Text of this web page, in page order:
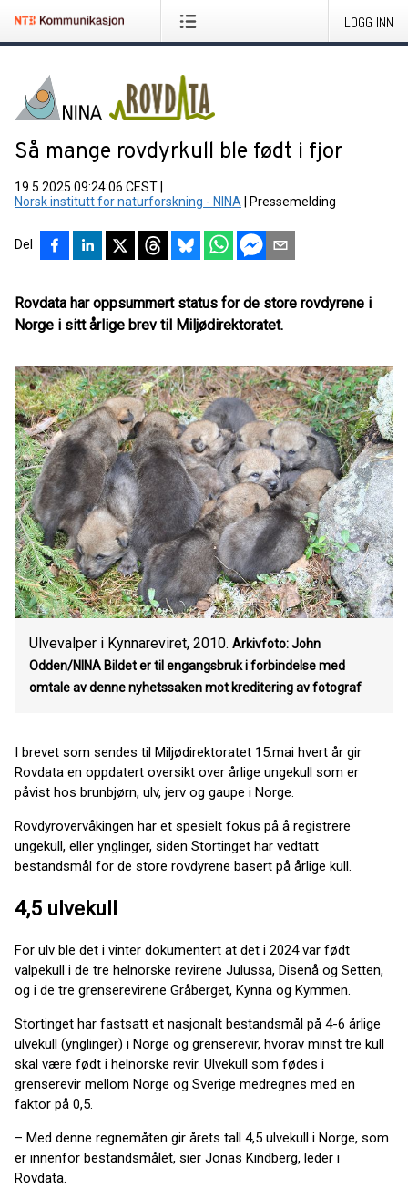
LOGG INN
Så mange rovdyrkull ble født i fjor
19.5.2025 09:24:06 CEST
Norsk institutt for naturforskning - NINA
Pressemelding
Del
Rovdata har oppsummert status for de store rovdyrene i
Norge i sitt årlige brev til Miljødirektoratet.
Ulvevalper i Kynnareviret, 2010. Arkivfoto: John
Odden/NINA Bildet er til engangsbruk i forbindelse med
omtale av denne nyhetssaken mot kreditering av fotograf
I brevet som sendes til Miljødirektoratet 15.mai hvert år gir
Rovdata en oppdatert oversikt over årlige ungekull som er
påvist hos brunbjørn, ulv, jerv og gaupe i Norge.
Rovdyrovervåkingen har et spesielt fokus på å registrere
ungekull, eller ynglinger, siden Stortinget har vedtatt
bestandsmål for de store rovdyrene basert på årlige kull.
4,5 ulvekull
For ulv ble det i vinter dokumentert at det i 2024 var født
valpekull i de tre helnorske revirene Julussa, Disenå og Setten,
og i de tre grenserevirene Gråberget, Kynna og Kymmen.
Stortinget har fastsatt et nasjonalt bestandsmål på 4-6 årlige
ulvekull (ynglinger) i Norge og grenserevir, hvorav minst tre kull
skal være født i helnorske revir. Ulvekull som fødes i
grenserevir mellom Norge og Sverige medregnes med en
faktor på 0,5.
– Med denne regnemåten gir årets tall 4,5 ulvekull i Norge, som
er innenfor bestandsmålet, sier Jonas Kindberg, leder i
Rovdata.